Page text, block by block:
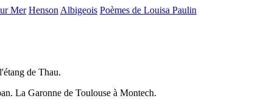
Mer Henson Albigeois Poèmes de Louisa Paulin
de Thau.
La Garonne de Toulouse à Montech.